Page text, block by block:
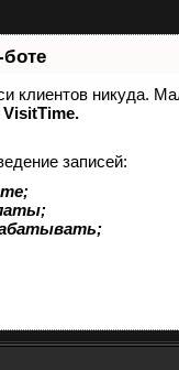
клиентов никуда.
VisitTime.
записей: